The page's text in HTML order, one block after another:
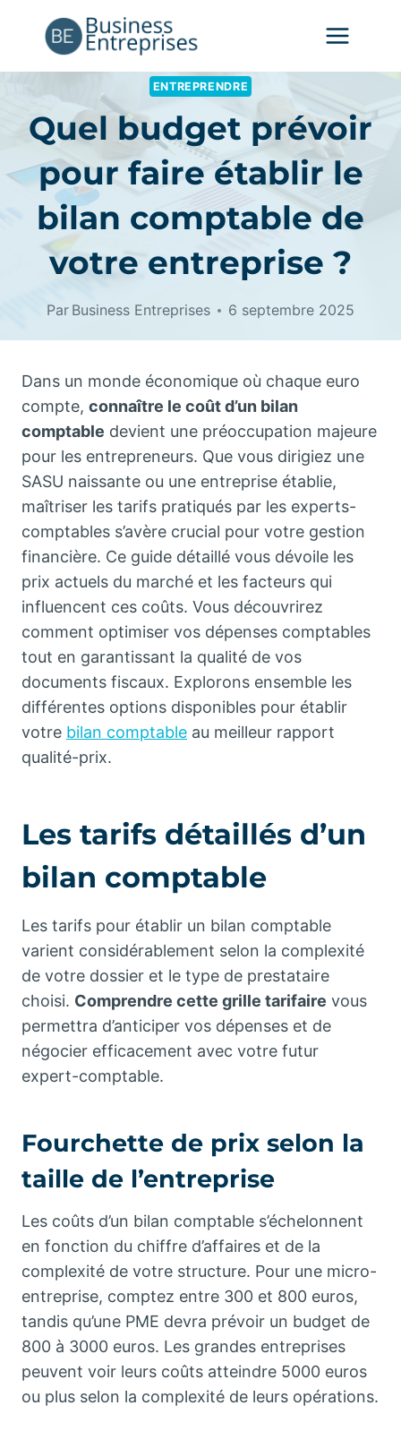
ENTREPRENDRE
Quel budget prévoir
pour faire établir le
bilan comptable de
votre entreprise ?
Par Business Entreprises 6 septembre 2025
Dans un monde économique où chaque euro
compte, connaître le coût d’un bilan
comptable devient une préoccupation majeure
pour les entrepreneurs. Que vous dirigiez une
SASU naissante ou une entreprise établie,
maîtriser les tarifs pratiqués par les experts-
comptables s’avère crucial pour votre gestion
financière. Ce guide détaillé vous dévoile les
prix actuels du marché et les facteurs qui
influencent ces coûts. Vous découvrirez
comment optimiser vos dépenses comptables
tout en garantissant la qualité de vos
documents fiscaux. Explorons ensemble les
différentes options disponibles pour établir
votre bilan comptable au meilleur rapport
qualité-prix.
Les tarifs détaillés d’un
bilan comptable
Les tarifs pour établir un bilan comptable
varient considérablement selon la complexité
de votre dossier et le type de prestataire
choisi. Comprendre cette grille tarifaire vous
permettra d’anticiper vos dépenses et de
négocier efficacement avec votre futur
expert-comptable.
Fourchette de prix selon la
taille de l’entreprise
Les coûts d’un bilan comptable s’échelonnent
en fonction du chiffre d’affaires et de la
complexité de votre structure. Pour une micro-
entreprise, comptez entre 300 et 800 euros,
tandis qu’une PME devra prévoir un budget de
800 à 3000 euros. Les grandes entreprises
peuvent voir leurs coûts atteindre 5000 euros
ou plus selon la complexité de leurs opérations.